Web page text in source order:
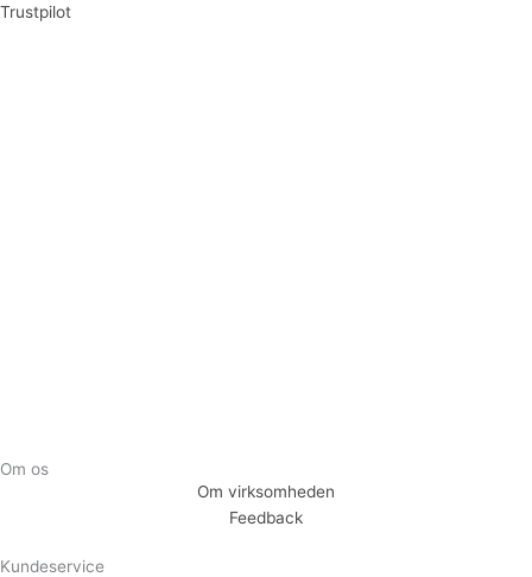
Trustpilot
Om os
Om virksomheden
Feedback
Kundeservice